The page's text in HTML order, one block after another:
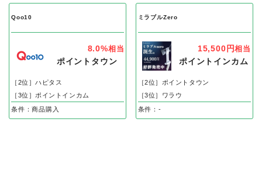
Qoo10
8.0%相当
ポイントタウン
［2位］ハピタス
［3位］ポイントインカム
条件：商品購入
ミラブルZero
15,500円相当
ポイントインカム
［2位］ポイントタウン
［3位］ワラウ
条件：-